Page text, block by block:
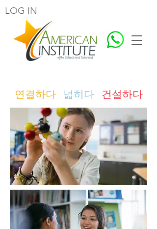
LOG IN
연결하다 넓히다 건설하다